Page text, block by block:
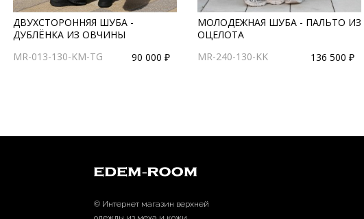
ДВУХСТОРОННЯЯ ШУБА -
ДУБЛЁНКА ИЗ ОВЧИНЫ
MR-013-130-KM-TG
90 000 ₽
МОЛОДЕЖНАЯ ШУБА - ПАЛЬТО ИЗ
ОЦЕЛОТА
MR-240-130-KK
136 500 ₽
© Интернет магазин верхней